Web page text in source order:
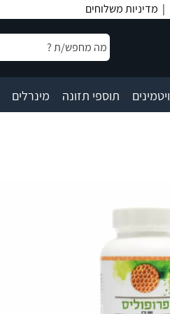
מדיניות משלוחים
ויטמינים תוספי תזונה מינרלים